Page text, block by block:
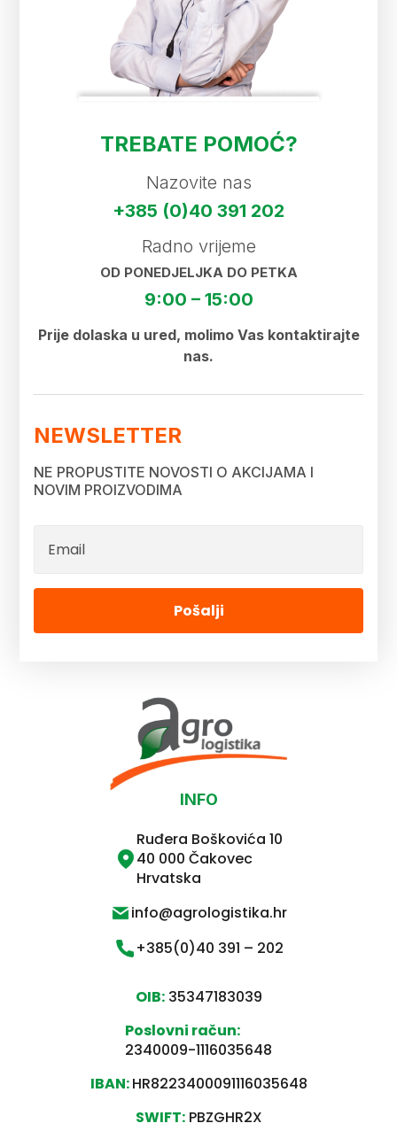
TREBATE POMOĆ?
Nazovite nas
+385 (0)40 391 202
Radno vrijeme
OD PONEDJELJKA DO PETKA
9:00 – 15:00
Prije dolaska u ured, molimo Vas kontaktirajte
nas.
NEWSLETTER
NE PROPUSTITE NOVOSTI O AKCIJAMA I
NOVIM PROIZVODIMA
Pošalji
INFO
Ruđera Boškovića 10
40 000 Čakovec
Hrvatska
info@agrologistika.hr
+385(0)40 391 – 202
OIB:35347183039
Poslovni račun:
2340009-1116035648
IBAN:HR8223400091116035648
SWIFT:PBZGHR2X